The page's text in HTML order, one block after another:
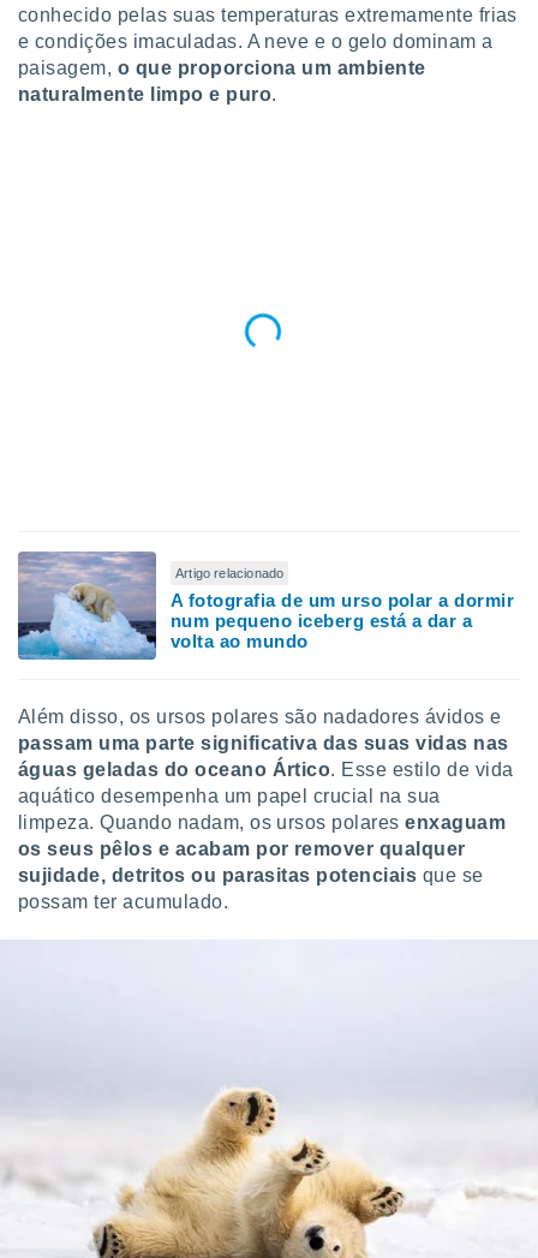
de
ou aceder
num
de
ou
de dados
fontes,
e melhorar
através
conhecido pelas suas temperaturas extremamente frias
e condições imaculadas. A neve e o gelo dominam a
paisagem, o que proporciona um ambiente
naturalmente limpo e puro.
Artigo relacionado
A fotografia de um urso polar a dormir
num pequeno iceberg está a dar a
volta ao mundo
Além disso, os ursos polares são nadadores ávidos e
passam uma parte significativa das suas vidas nas
águas geladas do oceano Ártico. Esse estilo de vida
aquático desempenha um papel crucial na sua
limpeza. Quando nadam, os ursos polaresenxaguam
os seus pêlos e acabam por remover qualquer
sujidade, detritos ou parasitas potenciais que se
possam ter acumulado.